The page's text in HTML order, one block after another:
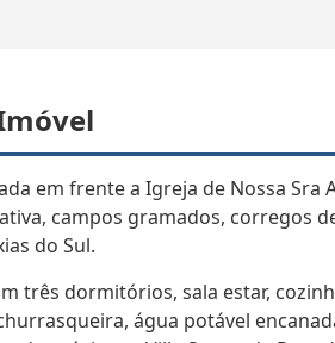
em frente a Igreja de Nossa
campos gramados, corregos
do Sul.
três dormitórios, sala estar,
água potável